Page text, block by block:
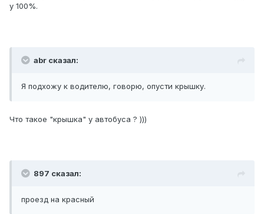
у 100%.
abr сказал:
Я подхожу к водителю, говорю, опусти крышку.
Что такое "крышка" у автобуса ? )))
897 сказал:
проезд на красный